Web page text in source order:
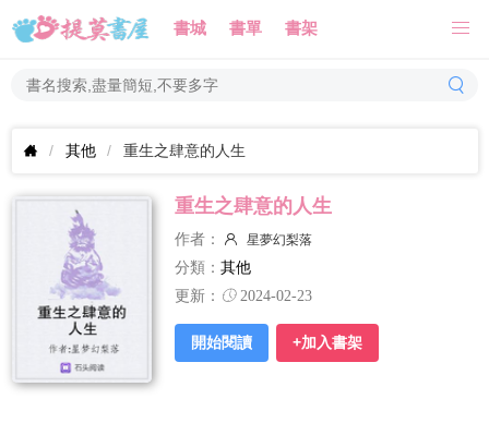
書城 書單 書架
其他 重生之肆意的人生
重生之肆意的人生
作者：
星夢幻梨落
分類： 其他
更新：
2024-02-23
開始閱讀 +加入書架